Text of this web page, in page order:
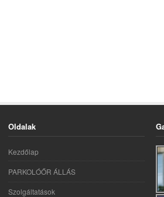
Oldalak
Kezdőlap
PARKOLÓŐR ÁLLÁS
Szolgáltatások